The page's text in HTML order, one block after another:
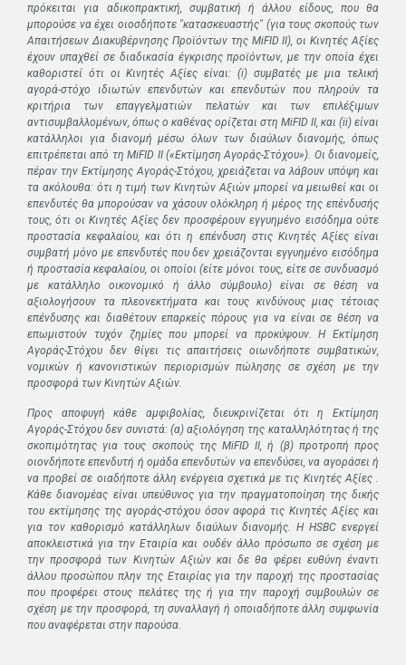
πρόκειται για αδικοπρακτική, συμβατική ή άλλου είδους, που θα
μπορούσε να έχει οιοσδήποτε "κατασκευαστής" (για τους σκοπούς των
Απαιτήσεων Διακυβέρνησης Προϊόντων της MiFID II), οι Κινητές Αξίες
έχουν υπαχθεί σε διαδικασία έγκρισης προϊόντων, με την οποία έχει
καθοριστεί ότι οι Κινητές Αξίες είναι: (i) συμβατές με μια τελική
αγορά-στόχο ιδιωτών επενδυτών και επενδυτών που πληρούν τα
κριτήρια των επαγγελματιών πελατών και των επιλέξιμων
αντισυμβαλλομένων, όπως ο καθένας ορίζεται στη MiFID II, και (ii) είναι
κατάλληλοι για διανομή μέσω όλων των διαύλων διανομής, όπως
επιτρέπεται από τη MiFID II («Εκτίμηση Αγοράς-Στόχου»). Οι διανομείς,
πέραν την Εκτίμησης Αγοράς-Στόχου, χρειάζεται να λάβουν υπόψη και
τα ακόλουθα: ότι η τιμή των Κινητών Αξιών μπορεί να μειωθεί και οι
επενδυτές θα μπορούσαν να χάσουν ολόκληρη ή μέρος της επένδυσής
τους, ότι οι Κινητές Αξίες δεν προσφέρουν εγγυημένο εισόδημα ούτε
προστασία κεφαλαίου, και ότι η επένδυση στις Κινητές Αξίες είναι
συμβατή μόνο με επενδυτές που δεν χρειάζονται εγγυημένο εισόδημα
ή προστασία κεφαλαίου, οι οποίοι (είτε μόνοι τους, είτε σε συνδυασμό
με κατάλληλο οικονομικό ή άλλο σύμβουλο) είναι σε θέση να
αξιολογήσουν τα πλεονεκτήματα και τους κινδύνους μιας τέτοιας
επένδυσης και διαθέτουν επαρκείς πόρους για να είναι σε θέση να
επωμιστούν τυχόν ζημίες που μπορεί να προκύψουν. Η Εκτίμηση
Αγοράς-Στόχου δεν θίγει τις απαιτήσεις οιωνδήποτε συμβατικών,
νομικών ή κανονιστικών περιορισμών πώλησης σε σχέση με την
προσφορά των Κινητών Αξιών.
Προς αποφυγή κάθε αμφιβολίας, διευκρινίζεται ότι η Εκτίμηση
Αγοράς-Στόχου δεν συνιστά: (α) αξιολόγηση της καταλληλότητας ή της
σκοπιμότητας για τους σκοπούς της MiFID II, ή (β) προτροπή προς
οιονδήποτε επενδυτή ή ομάδα επενδυτών να επενδύσει, να αγοράσει ή
να προβεί σε οιαδήποτε άλλη ενέργεια σχετικά με τις Κινητές Αξίες .
Κάθε διανομέας είναι υπεύθυνος για την πραγματοποίηση της δικής
του εκτίμησης της αγοράς-στόχου όσον αφορά τις Κινητές Αξίες και
για τον καθορισμό κατάλληλων διαύλων διανομής. ΗHSBC ενεργεί
αποκλειστικά για την Εταιρία και ουδέν άλλο πρόσωπο σε σχέση με
την προσφορά των Κινητών Αξιών και δε θα φέρει ευθύνη έναντι
άλλου προσώπου πλην της Εταιρίας για την παροχή της προστασίας
που προφέρει στους πελάτες της ή για την παροχή συμβουλών σε
σχέση με την προσφορά, τη συναλλαγή ή οποιαδήποτε άλλη συμφωνία
που αναφέρεται στην παρούσα.